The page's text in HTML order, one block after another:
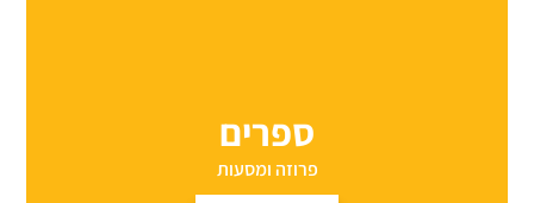
ספרים
פרוזה ומסעות